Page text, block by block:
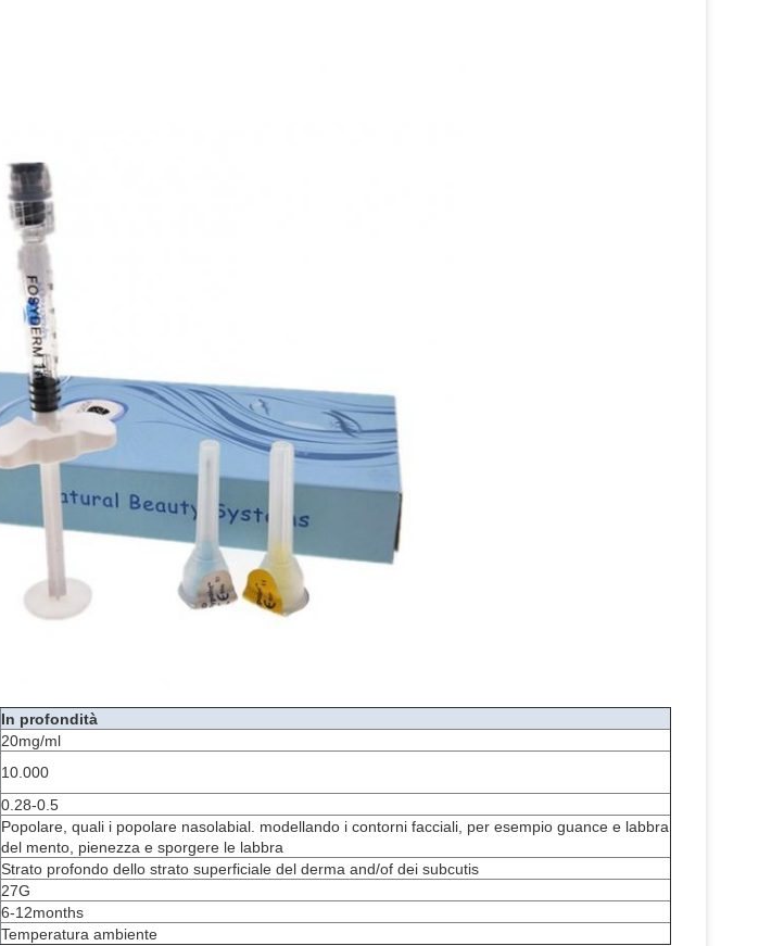
In profondità
20mg/ml
10.000
0.28-0.5
Popolare, quali i popolare nasolabial. modellando i contorni facciali, per esempio guance e labbra
del mento, pienezza e sporgere le labbra
Strato profondo dello strato superficiale del derma and/of dei subcutis
27G
6-12months
Temperatura ambiente